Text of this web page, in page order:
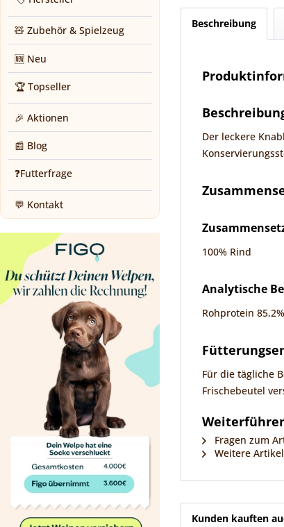
🧸 Zubehör & Spielzeug
🆕 Neu
🏆 Topseller
🎉 Aktionen
📰 Blog
❓Futterfrage
💬 Kontakt
Beschreibung
Der leckere
100% Rind
Analytische
Rohprotein
Für die tägliche
Frischebeutel
Fragen zum
Weitere
Kunden kauften